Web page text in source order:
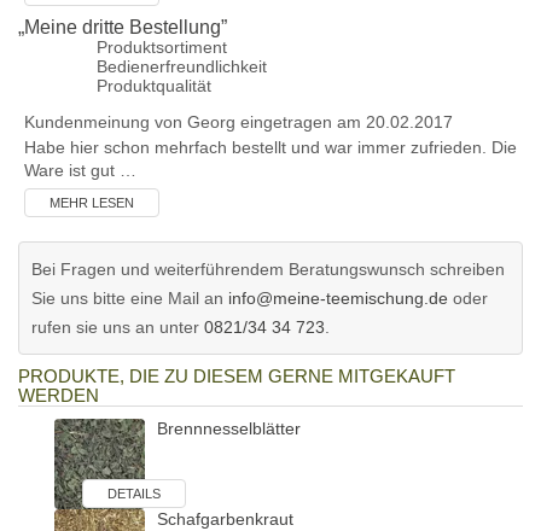
„Meine dritte Bestellung”
Produktsortiment
Bedienerfreundlichkeit
Produktqualität
Kundenmeinung von Georg eingetragen am 20.02.2017
Habe hier schon mehrfach bestellt und war immer zufrieden. Die
Ware ist gut …
MEHR LESEN
Bei Fragen und weiterführendem Beratungswunsch schreiben
Sie uns bitte eine Mail an info@meine-teemischung.de oder
rufen sie uns an unter 0821/34 34 723.
PRODUKTE, DIE ZU DIESEM GERNE MITGEKAUFT
WERDEN
Brennnesselblätter
DETAILS
Schafgarbenkraut